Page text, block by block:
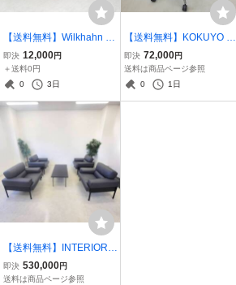
【送料無料】Wilkhahn ウ
ィルクハーン スタンドア
ップ スツール グレー■管
理番号：G-01
即決 12,000円
＋送料0円
0
3日
【送料無料】KOKUYO コ
クヨ ing イング バーチカ
ルタイプ ヘッドレスト付
黒 ■管理番号：D-06-01
即決 72,000円
送料は商品ページ参照
0
1日
【送料無料】INTERIORS
インテリアズ SUKI SOFA
Tomoyuki Sakakida 榊田
即決 530,000円
送料は商品ページ参照